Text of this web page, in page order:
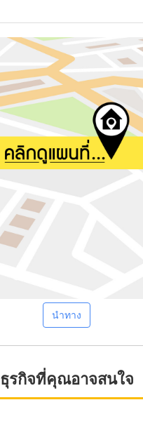
นำทาง
ธุรกิจที่คุณอาจสนใจ